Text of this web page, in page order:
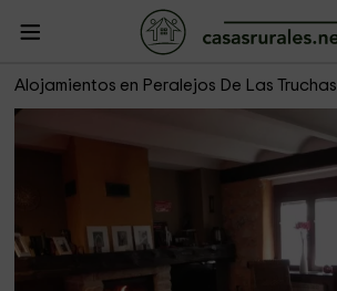
Alojamientos en Peralejos De Las Truchas
Casa rural La Parra